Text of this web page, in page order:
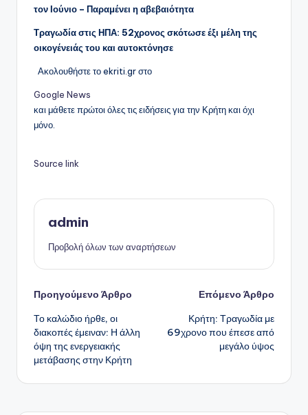
τον Ιούνιο – Παραμένει η αβεβαιότητα
Τραγωδία στις ΗΠΑ: 52χρονος σκότωσε έξι μέλη της
οικογένειάς του και αυτοκτόνησε
Ακολουθήστε το ekriti.gr στο
Google News
και μάθετε πρώτοι όλες τις ειδήσεις για την Κρήτη και όχι
μόνο.
Source link
admin
Προβολή όλων των αναρτήσεων
Πλοήγηση
δημοσιεύσεων
Προηγούμενο Άρθρο
Το καλώδιο ήρθε, οι
διακοπές έμειναν: Η άλλη
όψη της ενεργειακής
μετάβασης στην Κρήτη
Επόμενο Άρθρο
Κρήτη: Τραγωδία με
69χρονο που έπεσε από
μεγάλο ύψος